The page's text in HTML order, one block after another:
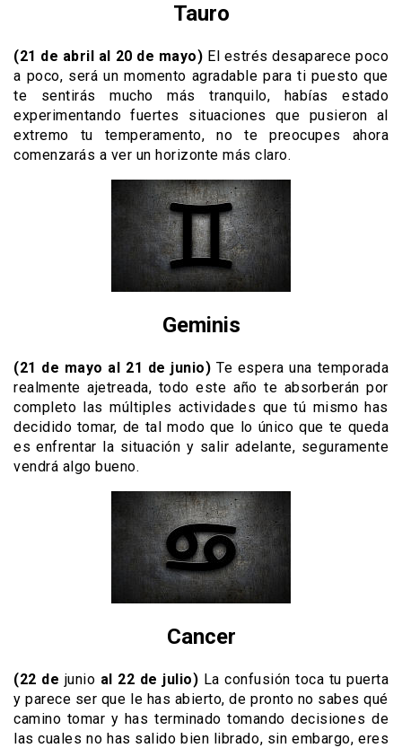
Tauro
(21 de abril al 20 de mayo) El estrés desaparece poco
a poco, será un momento agradable para ti puesto que
te sentirás mucho más tranquilo, habías estado
experimentando fuertes situaciones que pusieron al
extremo tu temperamento, no te preocupes ahora
comenzarás a ver un horizonte más claro.
Geminis
(21 de mayo al 21 de junio) Te espera una temporada
realmente ajetreada, todo este año te absorberán por
completo las múltiples actividades que tú mismo has
decidido tomar, de tal modo que lo único que te queda
es enfrentar la situación y salir adelante, seguramente
vendrá algo bueno.
Cancer
(22 de junio al 22 de julio) La confusión toca tu puerta
y parece ser que le has abierto, de pronto no sabes qué
camino tomar y has terminado tomando decisiones de
las cuales no has salido bien librado, sin embargo, eres